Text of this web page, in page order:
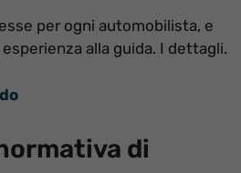
per ogni automobilista, e
alla guida. I dettagli.
di